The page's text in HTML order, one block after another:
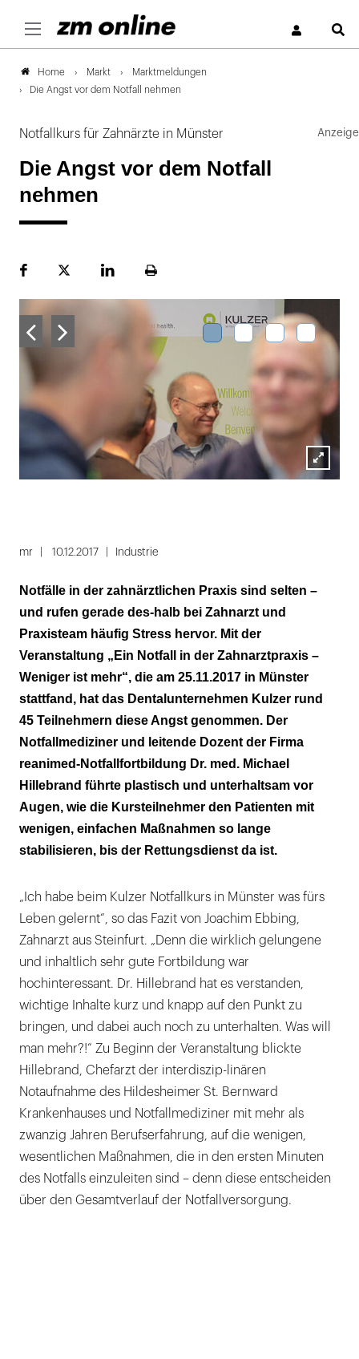
Home Markt
Marktmeldungen
Die Angst vor dem Notfall nehmen
Notfallkurs für Zahnärzte in Münster
Die Angst vor dem Notfall
nehmen
FacebookPlattformLinekdInSeite
Lightbox
1
4
mr 10.12.2017 Industrie
Notfälle in der zahnärztlichen Praxis sind selten –
und rufen gerade des-halb bei Zahnarzt und
Praxisteam häufig Stress hervor. Mit der
Veranstaltung „Ein Notfall in der Zahnarztpraxis –
Weniger ist mehr“, die am 25.11.2017 in Münster
stattfand, hat das Dentalunternehmen Kulzer rund
45 Teilnehmern diese Angst genommen. Der
Notfallmediziner und leitende Dozent der Firma
reanimed-Notfallfortbildung Dr. med. Michael
Hillebrand führte plastisch und unterhaltsam vor
Augen, wie die Kursteilnehmer den Patienten mit
wenigen, einfachen Maßnahmen so lange
stabilisieren, bis der Rettungsdienst da ist.
„Ich habe beim Kulzer Notfallkurs in Münster was fürs
Leben gelernt“, so das Fazit von Joachim Ebbing,
Zahnarzt aus Steinfurt. „Denn die wirklich gelungene
und inhaltlich sehr gute Fortbildung war
hochinteressant. Dr. Hillebrand hat es verstanden,
wichtige Inhalte kurz und knapp auf den Punkt zu
bringen, und dabei auch noch zu unterhalten. Was will
man mehr?!“ Zu Beginn der Veranstaltung blickte
Hillebrand, Chefarzt der interdiszip-linären
Notaufnahme des Hildesheimer St. Bernward
Krankenhauses und Notfallmediziner mit mehr als
zwanzig Jahren Berufserfahrung, auf die wenigen,
wesentlichen Maßnahmen, die in den ersten Minuten
des Notfalls einzuleiten sind – denn diese entscheiden
über den Gesamtverlauf der Notfallversorgung.